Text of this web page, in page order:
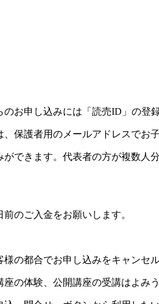
お申し込みには「読売ID」の登
保護者用のメールアドレスでお
できます。代表者の方が複数人
のご入金をお願いします。
の都合でお申し込みをキャンセ
の体験、公開講座の受講はよみ